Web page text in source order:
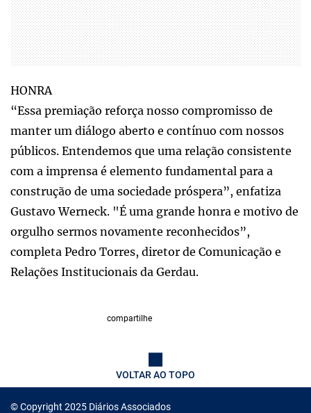
HONRA
“Essa premiação reforça nosso compromisso de
manter um diálogo aberto e contínuo com nossos
públicos. Entendemos que uma relação consistente
com a imprensa é elemento fundamental para a
construção de uma sociedade próspera”, enfatiza
Gustavo Werneck. "É uma grande honra e motivo de
orgulho sermos novamente reconhecidos”,
completa Pedro Torres, diretor de Comunicação e
Relações Institucionais da Gerdau.
compartilhe
VOLTAR AO TOPO
© Copyright 2025 Diários Associados